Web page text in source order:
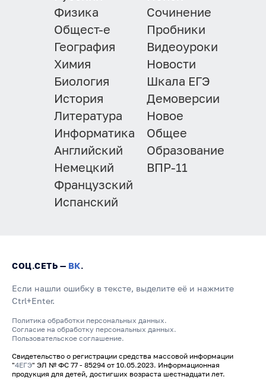
Физика
Общест-е
География
Химия
Биология
История
Литература
Информатика
Английский
Немецкий
Французский
Испанский
Сочинение
Пробники
Видеоуроки
Новости
Шкала ЕГЭ
Демоверсии
Новое
Общее
Образование
ВПР-11
СОЦ.СЕТЬ — ВК.
Если нашли ошибку в тексте, выделите её и нажмите
Ctrl+Enter.
Политика обработки персональных данных.
Согласие на обработку персональных данных.
Пользовательское соглашение.
Свидетельство о регистрации средства массовой информации
"4ЕГЭ" ЭЛ № ФС 77 - 85294 от 10.05.2023. Информационная
продукция для детей, достигших возраста шестнадцати лет.